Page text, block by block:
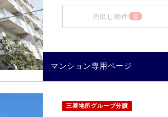
売出し物件 0
マンション専用ページ
三菱地所グループ分譲